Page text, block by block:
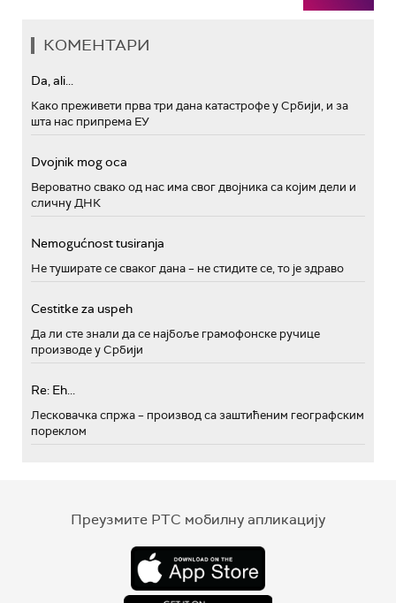
КОМЕНТАРИ
Da, ali...
Како преживети прва три дана катастрофе у Србији, и за
шта нас припрема ЕУ
Dvojnik mog oca
Вероватно свако од нас има свог двојника са којим дели и
сличну ДНК
Nemogućnost tusiranja
Не туширате се сваког дана – не стидите се, то је здраво
Cestitke za uspeh
Да ли сте знали да се најбоље грамофонске ручице
производе у Србији
Re: Eh...
Лесковачка спржа – производ са заштићеним географским
пореклом
Преузмите РТС мобилну апликацију